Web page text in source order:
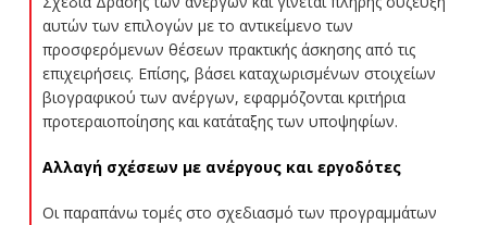
αυτών των επιλογών με το αντικείμενο των
προσφερόμενων θέσεων πρακτικής άσκησης από τις
επιχειρήσεις. Επίσης, βάσει καταχωρισμένων στοιχείων
βιογραφικού των ανέργων, εφαρμόζονται κριτήρια
προτεραιοποίησης και κατάταξης των υποψηφίων.
Αλλαγή σχέσεων με ανέργους και εργοδότες
Οι παραπάνω τομές στο σχεδιασμό των προγραμμάτων